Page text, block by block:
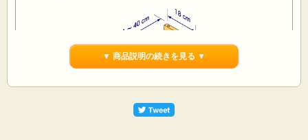
▼ 商品説明の続きを見る ▼